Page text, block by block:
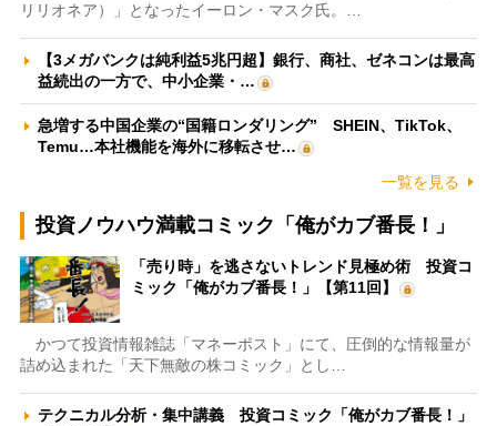
リリオネア）」となったイーロン・マスク氏。…
【3メガバンクは純利益5兆円超】銀行、商社、ゼネコンは最高
益続出の一方で、中小企業・…
急増する中国企業の“国籍ロンダリング” SHEIN、TikTok、
Temu…本社機能を海外に移転させ…
一覧を見る
投資ノウハウ満載コミック「俺がカブ番長！」
「売り時」を逃さないトレンド見極め術 投資コ
ミック「俺がカブ番長！」【第11回】
かつて投資情報雑誌「マネーポスト」にて、圧倒的な情報量が
詰め込まれた「天下無敵の株コミック」とし…
テクニカル分析・集中講義 投資コミック「俺がカブ番長！」